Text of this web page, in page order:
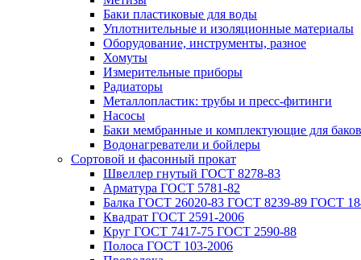
Баки пластиковые для воды
Уплотнительные и изоляционные материалы
Оборудование, инструменты, разное
Хомуты
Измерительные приборы
Радиаторы
Металлопластик: трубы и пресс-фитинги
Насосы
Баки мембранные и комплектующие для баков
Водонагреватели и бойлеры
Сортовой и фасонный прокат
Швеллер гнутый ГОСТ 8278-83
Арматура ГОСТ 5781-82
Балка ГОСТ 26020-83 ГОСТ 8239-89 ГОСТ
Квадрат ГОСТ 2591-2006
Круг ГОСТ 7417-75 ГОСТ 2590-88
Полоса ГОСТ 103-2006